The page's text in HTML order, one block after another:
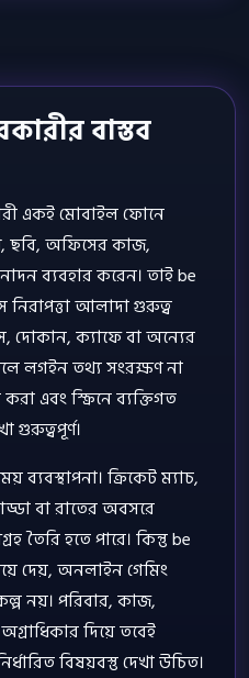
বাস্তব
একই মোবাইল ফোনে
ছবি, অফিসের কাজ,
ব্যবহার করেন। তাই be
আলাদা গুরুত্ব
দোকান, ক্যাফে বা অন্যের
লগইন তথ্য সংরক্ষণ না
এবং স্ক্রিনে ব্যক্তিগত
গুরুত্বপূর্ণ।
ক্রিকেট ম্যাচ,
বা রাতের অবসরে
তৈরি হতে পারে। কিন্তু be
দেয়, অনলাইন গেমিং
নয়। পরিবার, কাজ,
দিয়ে তবেই
বিষয়বস্তু দেখা উচিত।